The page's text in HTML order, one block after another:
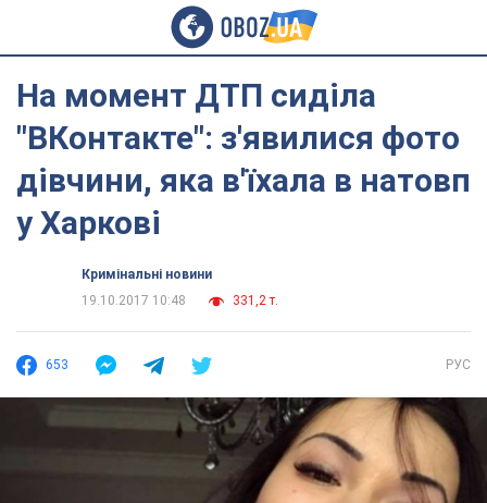
На момент ДТП сиділа
"ВКонтакте": з'явилися фото
дівчини, яка в'їхала в натовп
у Харкові
Кримінальні новини
19.10.2017 10:48
331,2 т.
653 РУС